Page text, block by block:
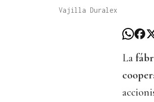
Vajilla Duralex
La